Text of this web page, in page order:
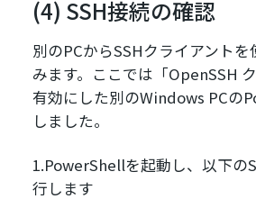
(4) SSH接続の確認
別のPCからSSHクライアント
みます。ここでは「OpenSSH
有効にした別のWindows PCの
しました。
1.PowerShellを起動し、以下の
行します